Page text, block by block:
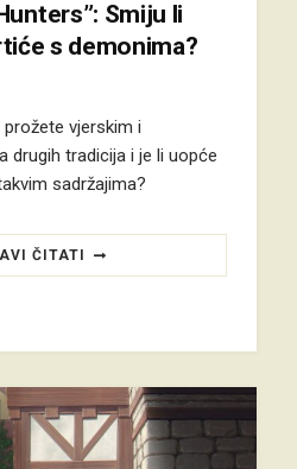
Smiju li
s demonima?
vjerskim i
drugih tradicija i je li uopće
sadržajima?
ČITATI